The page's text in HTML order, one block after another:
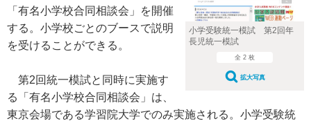
小学受験統一模試 第2回年
長児統一模試
全 2 枚
拡大写真
「有名小学校合同相談会」を開催
する。小学校ごとのブースで説明
を受けることができる。
第2回統一模試と同時に実施す
る「有名小学校合同相談会」は、
東京会場である学習院大学でのみ実施される。小学受験統